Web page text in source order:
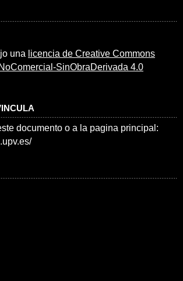
una licencia de Creative Commons
SinObraDerivada 4.0
documento o a la pagina principal: